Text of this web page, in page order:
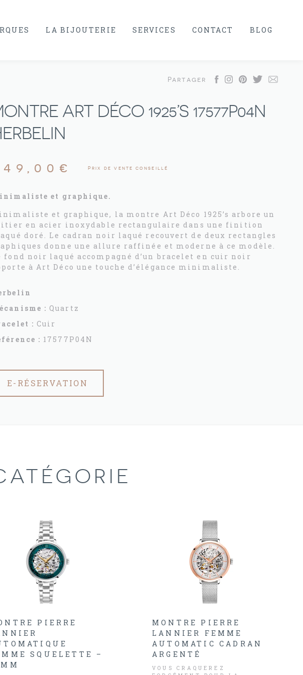
LA BIJOUTERIE SERVICES CONTACT BLOG
Partager
ART DÉCO 1925’S 17577P04N
€ Prix de vente conseillé
et graphique.
et graphique, la montre Art Déco 1925’s arbore un
en acier inoxydable rectangulaire dans une finition
doré. Le cadran noir laqué recouvert de deux rectangles
donne une allure raffinée et moderne à ce modèle.
fond noir laqué accompagné d’un bracelet en cuir noir
à Art Déco une touche d’élégance minimaliste.
: Quartz
: Cuir
: 17577P04N
E-RÉSERVATION
PIERRE
SQUELETTE –
MONTRE PIERRE
LANNIER FEMME
AUTOMATIC CADRAN
ARGENTÉ
VOUS CRAQUEREZ